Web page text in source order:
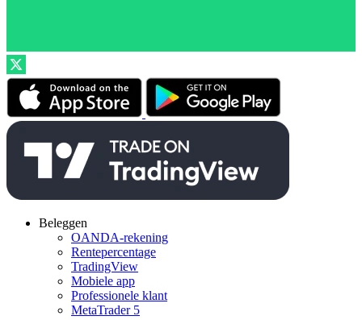
Beleggen
OANDA-rekening
Rentepercentage
TradingView
Mobiele app
Professionele klant
MetaTrader 5